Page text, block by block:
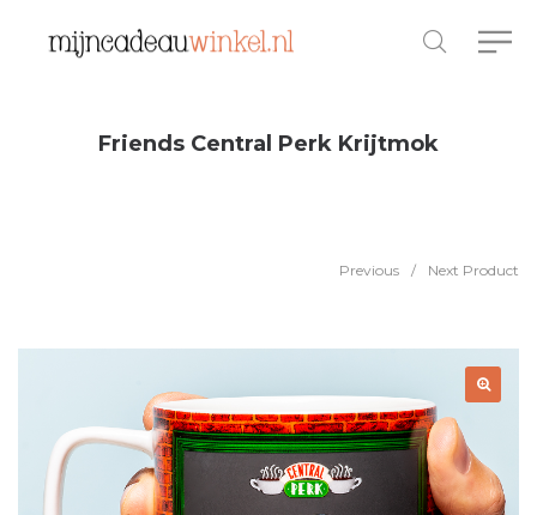
Friends Central Perk Krijtmok
Previous / Next Product